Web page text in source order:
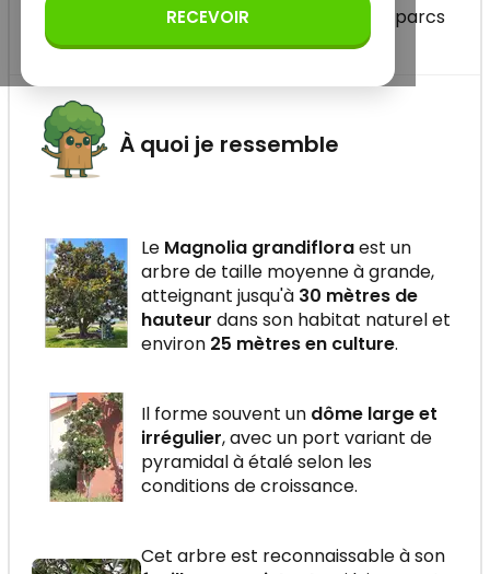
claire pour le reconnaître dans les jardins, parcs
ou milieux plus naturels.
À quoi je ressemble
Le Magnolia grandifloraest un
arbre de taille moyenne à grande,
atteignant jusqu'à 30 mètres de
hauteur dans son habitat naturel et
environ 25 mètres en culture.
Il forme souvent un dôme large et
irrégulier, avec un port variant de
pyramidal à étalé selon les
conditions de croissance.
Cet arbre est reconnaissable à son
RECEVOIR